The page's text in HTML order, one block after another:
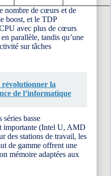
nombre de cœurs et de
boost, et le TDP
avec plus de cœurs
parallèle, tandis qu’une
sur tâches
la
de l’informatique
basse
importante (Intel U, AMD
des stations de travail, les
de gamme offrent une
mémoire adaptées aux